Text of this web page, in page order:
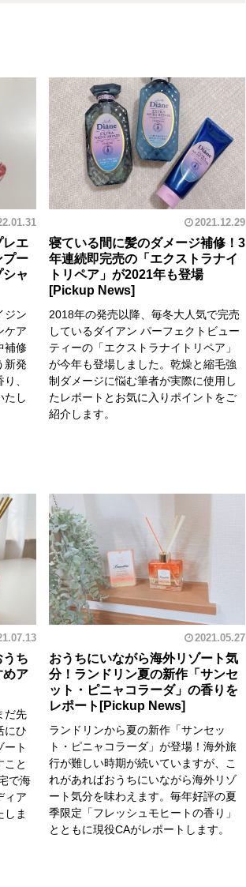
レエ
プー
ャ
ジン
ケア
補修
新発
、
たし
2021.12.29
寝ている間に髪のダメージ補修！3
年連続即完売の「エクストラナイ
トリペア」が2021年も登場
2018年の発売以降、毎冬大人気で完売
しているダイアン パーフェクトビュー
ティーの「エクストラナイトリペア」
が今年も登場しました。乾燥と縮毛強
制ダメージに悩む筆者が実際に使用し
たレポートとお気に入りポイントをご
紹介します。
うち
めア
だ先
にひ
ート
こと
で海
ィア
しま
2021.05.27
おうちにいながら海外リゾート気
分！ランドリン夏の新作「サンセ
ット・ピニャコラーダ」の香りを
レポート
ランドリンから夏の新作「サンセッ
ト・ピニャコラーダ」が登場！海外旅
行が難しい時期が続いていますが、こ
れがあればおうちにいながら海外リゾ
ート気分を味わえます。毎年好評の夏
季限定「フレッシュモヒートの香り」
とともに現役CAがレポートします。